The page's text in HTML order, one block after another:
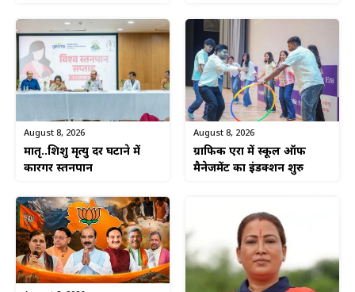
August 8, 2026
मातृ..शिशु मृत्यु दर घटाने में
कारगर स्तनपान
August 8, 2026
ग्राफिक एरा में स्कूल ऑफ
मैनेजमेंट का इंडक्शन शुरु